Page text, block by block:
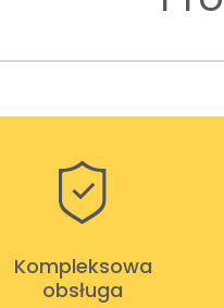
Kompleksowa
obsługa